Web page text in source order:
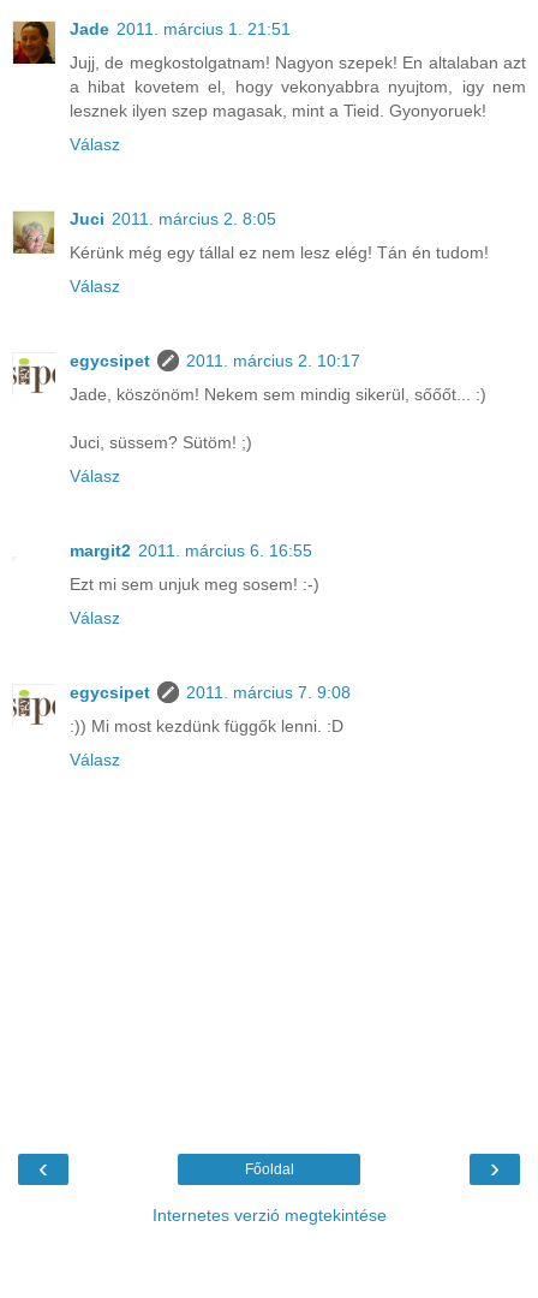
Jade 2011. március 1. 21:51
Jujj, de megkostolgatnam! Nagyon szepek! En altalaban azt
a hibat kovetem el, hogy vekonyabbra nyujtom, igy nem
lesznek ilyen szep magasak, mint a Tieid. Gyonyoruek!
Válasz
Juci 2011. március 2. 8:05
Kérünk még egy tállal ez nem lesz elég! Tán én tudom!
Válasz
egycsipet
2011. március 2. 10:17
Jade, köszönöm! Nekem sem mindig sikerül, sőőőt... :)
Juci, süssem? Sütöm! ;)
Válasz
margit2 2011. március 6. 16:55
Ezt mi sem unjuk meg sosem! :-)
Válasz
egycsipet
2011. március 7. 9:08
:)) Mi most kezdünk függők lenni. :D
Válasz
‹ ›
Főoldal
Internetes verzió megtekintése